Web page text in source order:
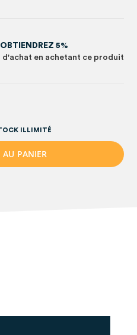
5%
d'achat en achetant ce produit
ILLIMITÉ
AU PANIER